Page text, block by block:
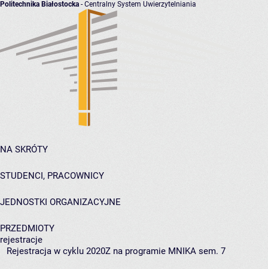
Politechnika Białostocka - Centralny System Uwierzytelniania
NA SKRÓTY
STUDENCI, PRACOWNICY
JEDNOSTKI ORGANIZACYJNE
PRZEDMIOTY
rejestracje
Rejestracja w cyklu 2020Z na programie MNIKA sem. 7